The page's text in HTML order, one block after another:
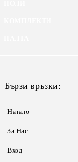
Бързи връзки:
Начало
За Нас
Вход